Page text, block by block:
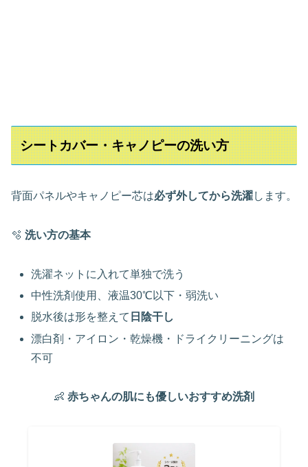
シートカバー・キャノピーの洗い方
背面パネルやキャノピー芯は必ず外してから洗濯します。
🫧 洗い方の基本
洗濯ネットに入れて単独で洗う
中性洗剤使用、液温30℃以下・弱洗い
脱水後は形を整えて 日陰干し
漂白剤・アイロン・乾燥機・ドライクリーニングは
不可
👶 赤ちゃんの肌にも優しいおすすめ洗剤